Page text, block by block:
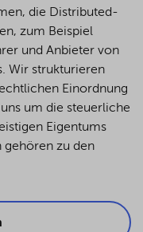
die Distributed-
zum Beispiel
und Anbieter von
Wir strukturieren
Einordnung
um die steuerliche
Eigentums
gehören zu den